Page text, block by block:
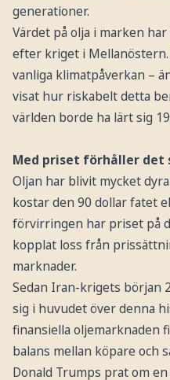
generationer.
Värdet på olja i marken
efter kriget i
vanliga klimatpåverkan –
visat hur riskabelt detta
världen borde ha lärt sig
Med priset förhåller det
Oljan har blivit mycket
kostar den 90 dollar fatet
förvirringen har priset på
kopplat loss från
marknader.
Sedan Iran-krigets början
sig i huvudet över denna
finansiella oljemarknaden
balans mellan köpare och
Donald Trumps prat om